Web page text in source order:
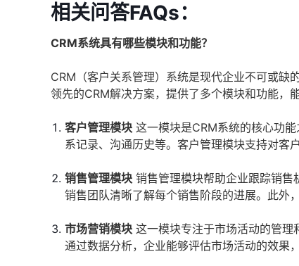
相关问答FAQs：
CRM系统具有哪些模块和功能？
CRM（客户关系管理）系统是现代企业不可或缺
领先的CRM解决方案，提供了多个模块和功能，
客户管理模块 这一模块是CRM系统的核心功
系记录、沟通历史等。客户管理模块支持对客
销售管理模块 销售管理模块帮助企业跟踪销
销售团队清晰了解每个销售阶段的进展。此外
市场营销模块 这一模块专注于市场活动的管理
通过数据分析，企业能够评估市场活动的效果